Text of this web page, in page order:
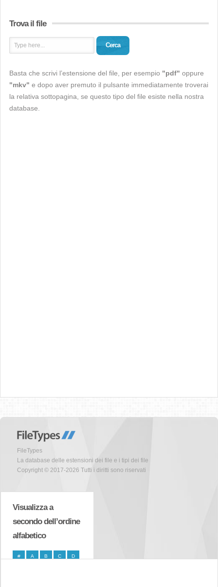
Trova il file
Cerca
Basta che scrivi l’estensione del file, per esempio "pdf" oppure
"mkv" e dopo aver premuto il pulsante immediatamente troverai
la relativa sottopagina, se questo tipo del file esiste nella nostra
database.
FileTypes
La database delle estensioni dei file e i tipi dei file
Copyright © 2017-2026 Tutti i diritti sono riservati
Visualizza a
secondo dell’ordine
alfabetico
# A B C D